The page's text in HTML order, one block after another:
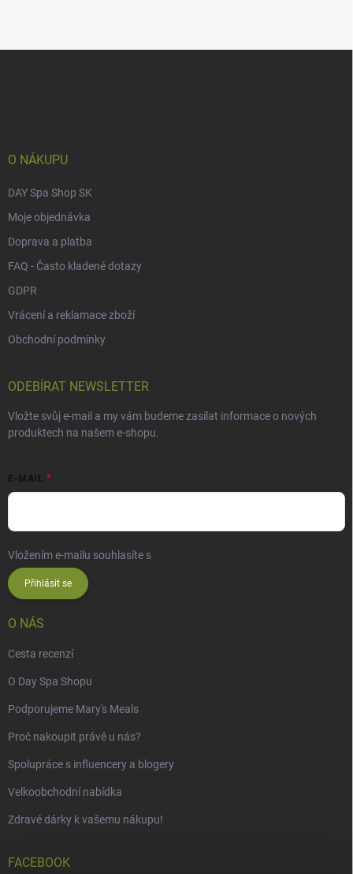
O NÁKUPU
DAY Spa Shop SK
Moje objednávka
Doprava a platba
FAQ - Často kladené dotazy
GDPR
Vrácení a reklamace zboží
Obchodní podmínky
ODEBÍRAT NEWSLETTER
Vložte svůj e-mail a my vám budeme zasílat informace o nových
produktech na našem e-shopu.
E-MAIL
Vložením e-mailu souhlasíte s
Přihlásit se
O NÁS
Cesta recenzí
O Day Spa Shopu
Podporujeme Mary's Meals
Proč nakoupit právě u nás?
Spolupráce s influencery a blogery
Velkoobchodní nabídka
Zdravé dárky k vašemu nákupu!
FACEBOOK